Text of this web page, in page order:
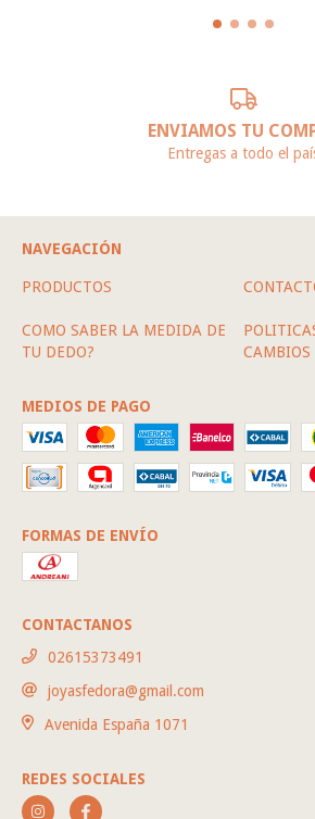
ENVIAMOS TU
Entregas a todo el
NAVEGACIÓN
PRODUCTOS
COMO SABER LA MEDIDA DE
TU DEDO?
CAMBIOS
MEDIOS DE PAGO
FORMAS DE ENVÍO
CONTACTANOS
02615373491
joyasfedora@gmail.com
Avenida España 1071
REDES SOCIALES